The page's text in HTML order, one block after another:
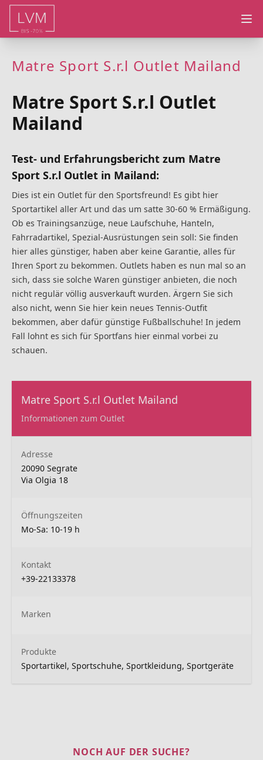
Matre Sport S.r.l Outlet Mailand
Matre Sport S.r.l Outlet
Mailand
Test- und Erfahrungsbericht zum Matre
Sport S.r.l Outlet in Mailand:
Dies ist ein Outlet für den Sportsfreund! Es gibt hier
Sportartikel aller Art und das um satte 30-60 % Ermäßigung.
Ob es Trainingsanzüge, neue Laufschuhe, Hanteln,
Fahrradartikel, Spezial-Ausrüstungen sein soll: Sie finden
hier alles günstiger, haben aber keine Garantie, alles für
Ihren Sport zu bekommen. Outlets haben es nun mal so an
sich, dass sie solche Waren günstiger anbieten, die noch
nicht regulär völlig ausverkauft wurden. Ärgern Sie sich
also nicht, wenn Sie hier kein neues Tennis-Outfit
bekommen, aber dafür günstige Fußballschuhe! In jedem
Fall lohnt es sich für Sportfans hier einmal vorbei zu
schauen.
Matre Sport S.r.l Outlet Mailand
Informationen zum Outlet
Adresse
20090 Segrate
Via Olgia 18
Öffnungszeiten
Mo-Sa: 10-19 h
Kontakt
+39-22133378
Marken
Produkte
Sportartikel, Sportschuhe, Sportkleidung, Sportgeräte
NOCH AUF DER SUCHE?